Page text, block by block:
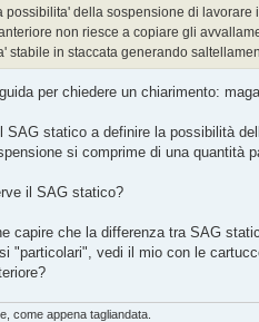
possibilita' della sospensione di
non riesce a copiare gli
stabile in staccata generando
per chiedere un chiarimento:
SAG statico a definire la possibilità
si comprime di una quantità
il SAG statico?
capire che la differenza tra SAG
"particolari", vedi il mio con le
come appena tagliandata.